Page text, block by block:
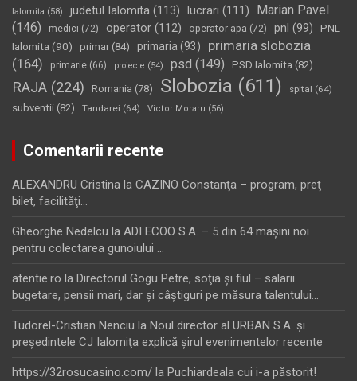
Ialomita (58) judetul Ialomita (113) lucrari (111)
Marian Pavel
(146)
medici (72) operator (112) operator apa (72) pnl (99)
PNL
Ialomita (90) primar(84) primaria (93)
primaria slobozia
(164)
primarie (66) proiecte (54) psd (149) PSD Ialomita (82)
RAJA (224) Romania (78) Slobozia (611) spital (64)
subventii (82) Tandarei (64) Victor Moraru (56)
Comentarii recente
ALEXANDRU Cristina la CAZINO Constanţa – program, preţ
bilet, facilităţi…
Gheorghe Nedelcu la ADI ECOO S.A. – 5 din 64 maşini noi
pentru colectarea gunoiului …
atentie.ro la Directorul Gogu Petre, soţia şi fiul – salarii
bugetare, pensii mari, dar şi câştiguri pe măsura talentului…
Tudorel-Cristian Nenciu la Noul director al URBAN S.A. şi
preşedintele CJ Ialomiţa explică şirul evenimentelor recente
https://32rosucasino.com/ la Puchiardeala cui i-a păstorit!